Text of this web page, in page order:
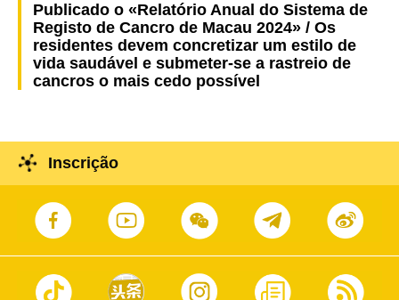
Publicado o «Relatório Anual do Sistema de
Registo de Cancro de Macau 2024» / Os
residentes devem concretizar um estilo de
vida saudável e submeter-se a rastreio de
cancros o mais cedo possível
Inscrição